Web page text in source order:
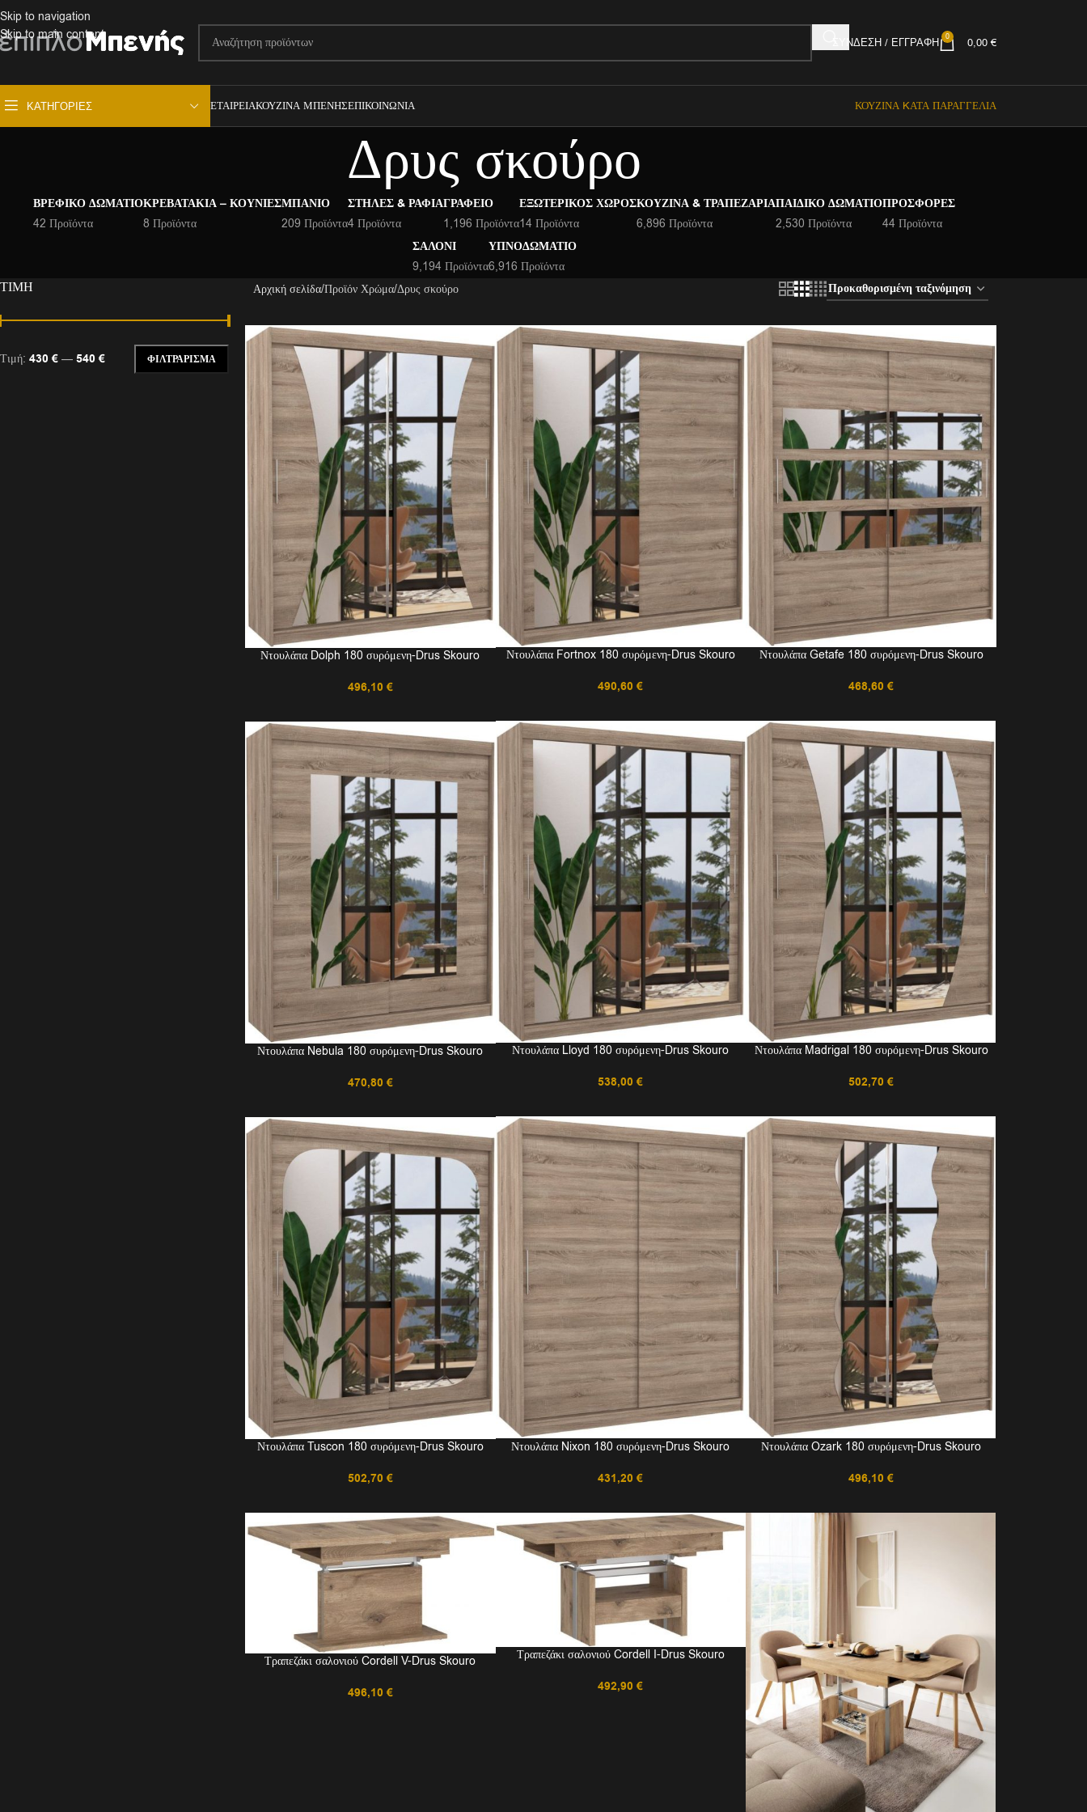
Skip to navigation
Skip to main content
ΣΎΝΔΕΣΗ / ΕΓΓΡΑΦΉ 0 0,00 €
ΚΑΤΗΓΟΡΊΕΣ ΕΤΑΙΡΕΊΑΚΟΥΖΊΝΑ ΜΠΕΝΉΣΕΠΙΚΟΙΝΩΝΊΑ ΚΟΥΖΊΝΑ KΑΤΆ ΠΑΡΑΓΓΕΛΊΑ
Δρυς σκούρο
ΒΡΕΦΙΚΌ ΔΩΜΆΤΙΟ
42 Προϊόντα
ΚΡΕΒΑΤΆΚΙΑ – ΚΟΎΝΙΕΣ
8 Προϊόντα
ΜΠΆΝΙΟ
209 Προϊόντα
ΣΤΉΛΕΣ & ΡΆΦΙΑ
4 Προϊόντα
ΓΡΑΦΕΊΟ
1,196 Προϊόντα
ΕΞΩΤΕΡΙΚΌΣ ΧΏΡΟΣ
14 Προϊόντα
ΚΟΥΖΊΝΑ & ΤΡΑΠΕΖΑΡΊΑ
6,896 Προϊόντα
ΠΑΙΔΙΚΌ ΔΩΜΆΤΙΟ
2,530 Προϊόντα
ΠΡΟΣΦΟΡΈΣ
44 Προϊόντα
ΣΑΛΌΝΙ
9,194 Προϊόντα
ΥΠΝΟΔΩΜΆΤΙΟ
6,916 Προϊόντα
ΤΙΜΉ
ΦΙΛΤΡΆΡΙΣΜΑ
Τιμή: 430 € — 540 €
Αρχική σελίδα Προϊόν Χρώμα Δρυς σκούρο
Ντουλάπα Dolph 180 συρόμενη-Drus Skouro
496,10 €
Ντουλάπα Fortnox 180 συρόμενη-Drus Skouro
490,60€
Ντουλάπα Getafe 180 συρόμενη-Drus Skouro
468,60€
Ντουλάπα Lloyd 180 συρόμενη-Drus Skouro
538,00€
Ντουλάπα Madrigal 180 συρόμενη-Drus Skouro
502,70€
Ντουλάπα Nebula 180 συρόμενη-Drus Skouro
470,80 €
Ντουλάπα Nixon 180 συρόμενη-Drus Skouro
431,20€
Ντουλάπα Ozark 180 συρόμενη-Drus Skouro
496,10€
Ντουλάπα Tuscon 180 συρόμενη-Drus Skouro
502,70 €
Τραπεζάκι σαλονιού Cordell I-Drus Skouro
492,90€
Τραπεζάκι σαλονιού Cordell V-Drus Skouro
496,10 €